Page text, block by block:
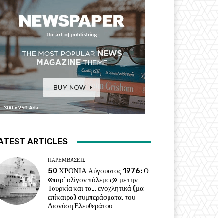
ARTICLES
ΠΑΡΕΜΒΑΣΕΙΣ
50 ΧΡΟΝΙΑ Αύγουστος 1976: Ο
«παρ’ ολίγον πόλεμος» με την
Τουρκία και τα… ενοχλητικά (μα
επίκαιρα) συμπεράσματα, του
Διονύση Ελευθεράτου